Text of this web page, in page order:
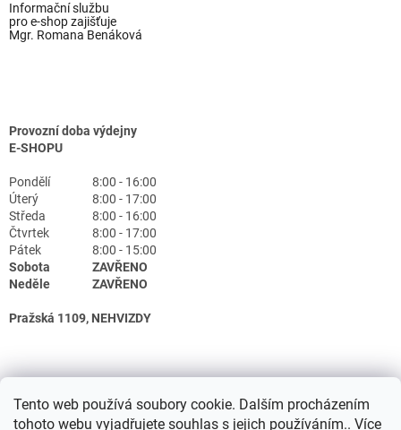
Tento web používá soubory cookie. Dalším procházením
tohoto webu vyjadřujete souhlas s jejich používáním.. Více
Informační službu
pro e-shop zajišťuje
Mgr. Romana Benáková
Provozní doba výdejny
E-SHOPU
Pondělí
8:00 - 16:00
Úterý
8:00 - 17:00
Středa
8:00 - 16:00
Čtvrtek
8:00 - 17:00
Pátek
8:00 - 15:00
Sobota
ZAVŘENO
Neděle
ZAVŘENO
Pražská 1109, NEHVIZDY